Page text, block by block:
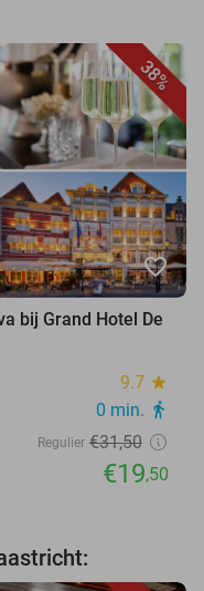
38%
favorite_border
bij Grand Hotel De
9.7 star
0 min. directions_walk
Regulier €31,50
€19,50